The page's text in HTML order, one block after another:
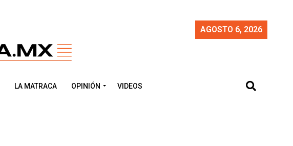
AGOSTO 6, 2026
LA MATRACA OPINIÓN VIDEOS